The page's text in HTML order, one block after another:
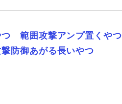
範囲攻撃アンプ置くやつ
防御あがる長いやつ